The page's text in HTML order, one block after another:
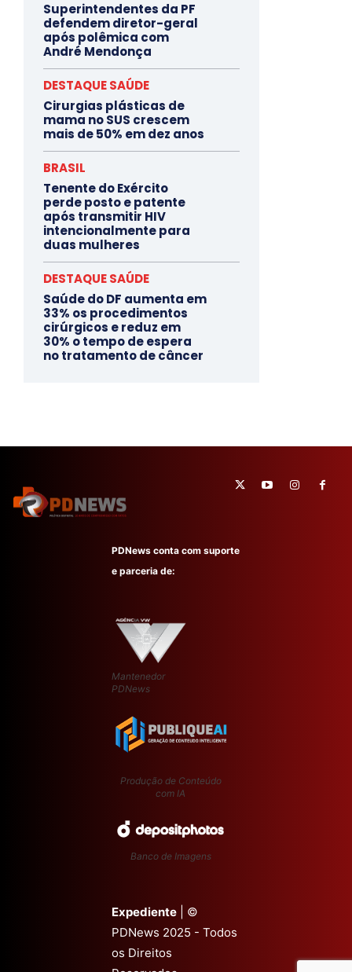
Superintendentes da PF
defendem diretor-geral
após polêmica com
André Mendonça
DESTAQUE SAÚDE
Cirurgias plásticas de
mama no SUS crescem
mais de 50% em dez anos
BRASIL
Tenente do Exército
perde posto e patente
após transmitir HIV
intencionalmente para
duas mulheres
DESTAQUE SAÚDE
Saúde do DF aumenta em
33% os procedimentos
cirúrgicos e reduz em
30% o tempo de espera
no tratamento de câncer
PDNews conta com suporte
e parceria de:
Mantenedor
PDNews
Produção de Conteúdo
com IA
Banco de Imagens
Expediente | ©
PDNews 2025 - Todos
os Direitos